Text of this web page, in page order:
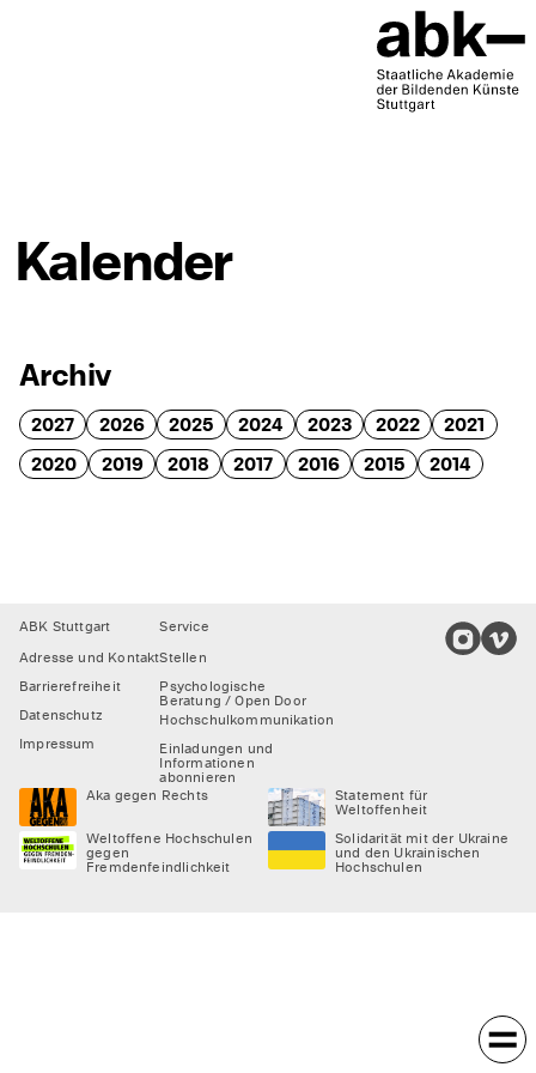
Kalender
Archiv
2027 2026 2025 2024 2023 2022
2021
2020
2019 2018 2017 2016 2015 2014
Footer
ABK Stuttgart
Adresse und Kontakt
Barrierefreiheit
Datenschutz
Impressum
Service
Stellen
Psychologische
Beratung / Open Door
Hochschulkommunikation
Einladungen und
Informationen
abonnieren
Aka gegen Rechts
Statement für
Weltoffenheit
Weltoffene Hochschulen
gegen
Fremdenfeindlichkeit
Solidarität mit der Ukraine
und den Ukrainischen
Hochschulen